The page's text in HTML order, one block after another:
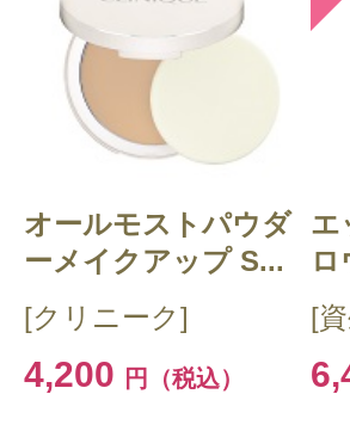
ームティント・リキ
ています。色白の人
も。日本人の平均的
ートすると間違いな
すべての7件の
オールモストパウダ
ーメイクアップ S...
[クリニーク]
4,200 円（税込）
エ
[